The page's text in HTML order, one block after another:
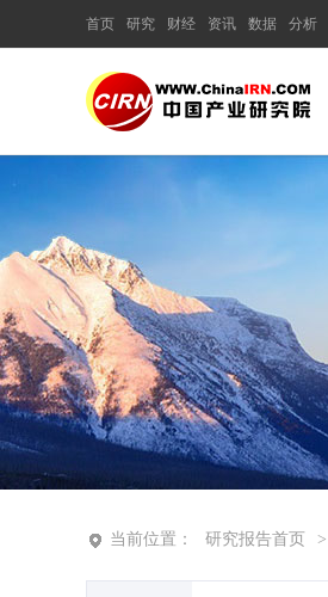
首页 研究 财经 资讯 数据 分析
当前位置： 研究报告首页 >